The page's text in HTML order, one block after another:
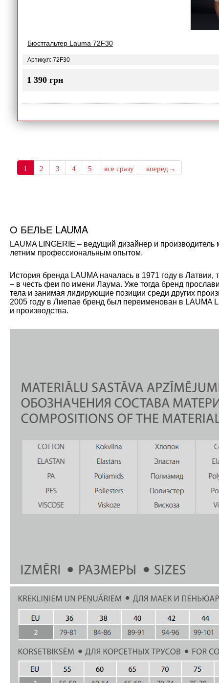
Бюстгальтер Lauma 72F30
Артикул: 72F30
1 390 грн
1 2 3 4 5 все сразу вперед→
О БЕЛЬЕ LAUMA
LAUMA LINGERIE – ведущий дизайнер и
летним профессиональным опытом.
История бренда LAUMA началась в 1971 году в
– в честь феи по имени Лаума. Уже тогда бренд
тела и занимая лидирующие позиции среди других
2005 году в Лиепае бренд был переименован в LAUMA
и производства.